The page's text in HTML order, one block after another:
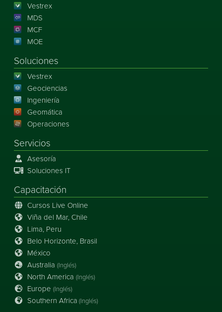
Vestrex
MDS
MCF
MOE
Soluciones
Vestrex
Geociencias
Ingeniería
Geomática
Operaciones
Servicios
Asesoría
Soluciones IT
Capacitación
Cursos Live Online
Viña del Mar, Chile
Lima, Peru
Belo Horizonte, Brasil
México
Australia (Inglés)
North America (Inglés)
Europe (Inglés)
Southern Africa (Inglés)